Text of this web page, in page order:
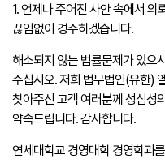
1. 언제나 주어진 사안 속에서
끊임없이 경주하겠습니다.
해소되지 않는 법률문제가 있으
주십시오. 저희 법무법인(유한)
찾아주신 고객 여러분께 성심성
약속드립니다. 감사합니다.
연세대학교 경영대학 경영학과